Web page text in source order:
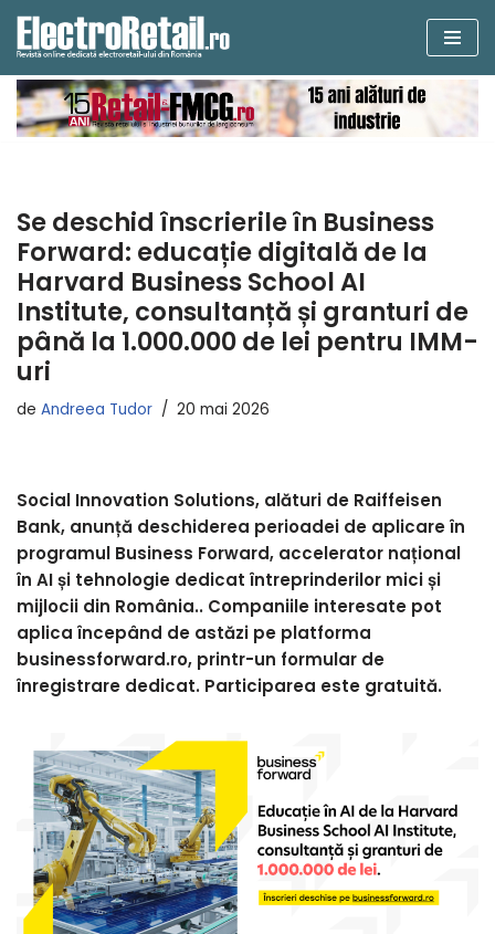
Sari
la
conținut
Se deschid înscrierile în Business
Forward: educație digitală de la
Harvard Business School AI
Institute, consultanță și granturi de
până la 1.000.000 de lei pentru IMM-
uri
de Andreea Tudor 20 mai 2026
Social Innovation Solutions, alături de Raiffeisen
Bank, anunță deschiderea perioadei de aplicare în
programul Business Forward, accelerator național
în AI și tehnologie dedicat întreprinderilor mici și
mijlocii din România.. Companiile interesate pot
aplica începând de astăzi pe platforma
businessforward.ro, printr-un formular de
înregistrare dedicat. Participarea este gratuită.